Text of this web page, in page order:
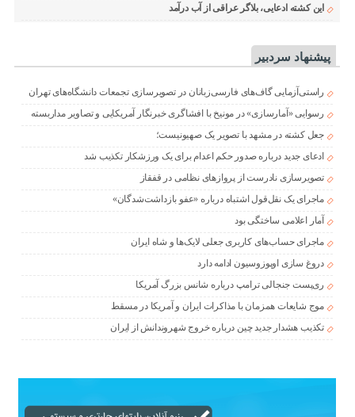
این کشته ادعایی، بلاگر عراقی از آب درآمد
پیشنهاد سردبیر
راستی‌آزمایی گاف‌های فارسی‌زبانان در تصویرسازی تجمعات دانشگاه‌های تهران
رسوایی «آمارسازی» در مونیخ با افشاگری خبرنگار آمریکایی و تصاویر مداربسته
جعل کشته در مشهد با تصویر یک صهیونیست؛
ادعای جدید درباره صدور حکم اعدام برای یک ورزشکار تکذیب شد
تصویرسازی نادرست از پروازهای نظامی در قفقاز
ماجرای یک نقل‌قول اشتباه درباره «عفو بازداشت‌شدگان»
آمار اعلامی ساختگی بود
ماجرای حساب‌های کاربری جعلی لایک‌ها و شاه ایران
دروغ سازی اوپوزوسیون ادامه دارد
ری‌پست جنجالی ترامپ درباره شانس بزرگ آمریکا
موج شایعات همزمان با مذاکرات ایران و آمریکا در مسقط
تکذیب هشدار جدید چین درباره خروج شهروندانش از ایران